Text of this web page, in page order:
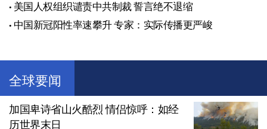
美国人权组织谴责中共制裁 誓言绝不退缩
中国新冠阳性率速攀升 专家：实际传播更严峻
全球要闻
加国卑诗省山火酷烈 情侣惊呼：如经
历世界末日